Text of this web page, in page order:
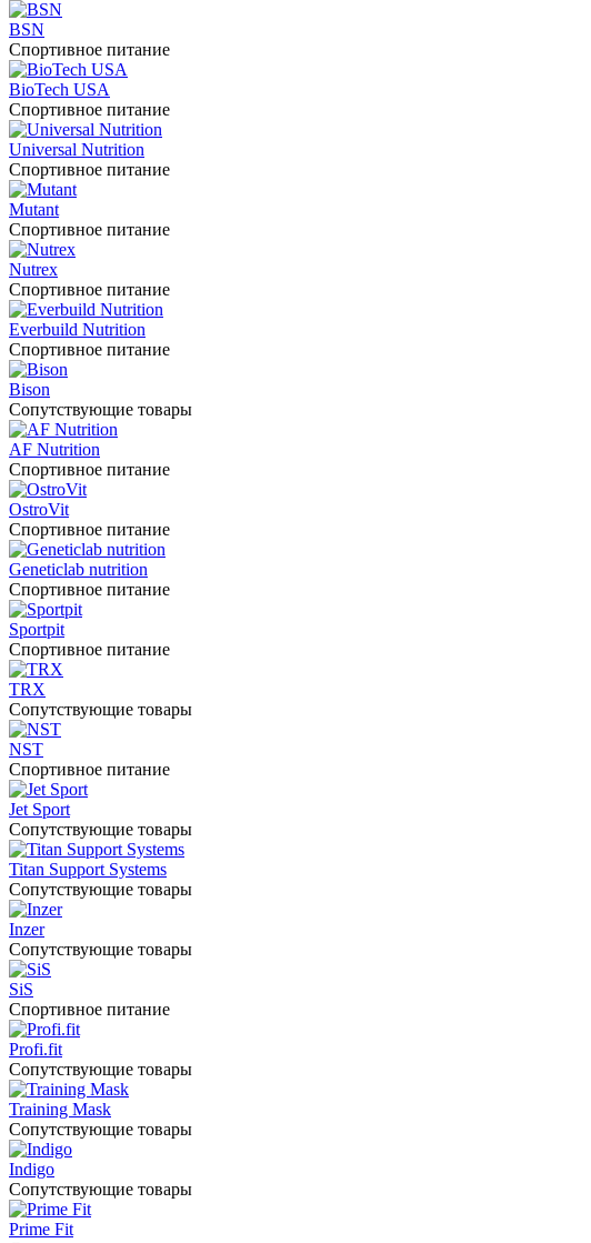
BSN
Спортивное питание
BioTech USA
Спортивное питание
Universal Nutrition
Спортивное питание
Mutant
Спортивное питание
Nutrex
Спортивное питание
Everbuild Nutrition
Спортивное питание
Bison
Сопутствующие товары
AF Nutrition
Спортивное питание
OstroVit
Спортивное питание
Geneticlab nutrition
Спортивное питание
Sportpit
Спортивное питание
TRX
Сопутствующие товары
NST
Спортивное питание
Jet Sport
Сопутствующие товары
Titan Support Systems
Сопутствующие товары
Inzer
Сопутствующие товары
SiS
Спортивное питание
Profi.fit
Сопутствующие товары
Training Mask
Сопутствующие товары
Indigo
Сопутствующие товары
Prime Fit